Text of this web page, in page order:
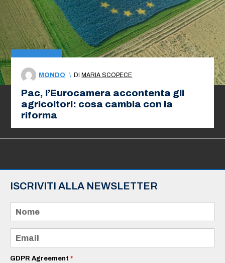
MONDO \ DI MARIA SCOPECE
Pac, l’Eurocamera accontenta gli
agricoltori: cosa cambia con la
riforma
ISCRIVITI ALLA NEWSLETTER
m
e
a
iGDPR Agreement *